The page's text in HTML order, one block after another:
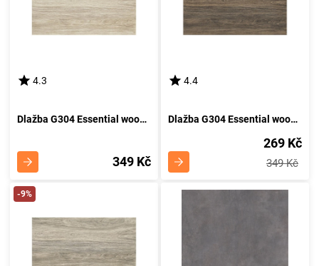
4.3
Dlažba G304 Essential wood pine 29,7/59,8
349 Kč
4.4
Dlažba G304 Essential wood brown 29,7/59,8
269 Kč
349 Kč
-9%